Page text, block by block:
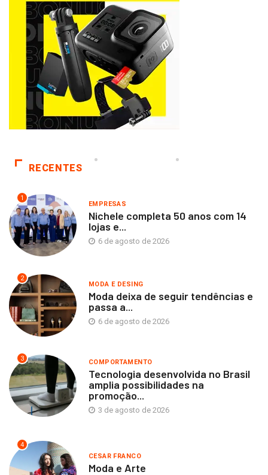
RECENTES
1
EMPRESAS
Nichele completa 50 anos com 14
lojas e...
6 de agosto de 2026
2
MODA E DESING
Moda deixa de seguir tendências e
passa a...
6 de agosto de 2026
3 COMPORTAMENTO
Tecnologia desenvolvida no Brasil
amplia possibilidades na
promoção...
3 de agosto de 2026
4
CESAR FRANCO
Moda e Arte